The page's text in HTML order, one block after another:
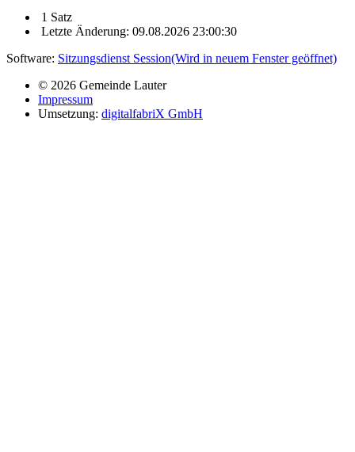
1 Satz
Letzte Änderung: 09.08.2026 23:00:30
Software: Sitzungsdienst Session(Wird in neuem Fenster geöffnet)
© 2026 Gemeinde Lauter
Impressum
Umsetzung: digitalfabriX GmbH